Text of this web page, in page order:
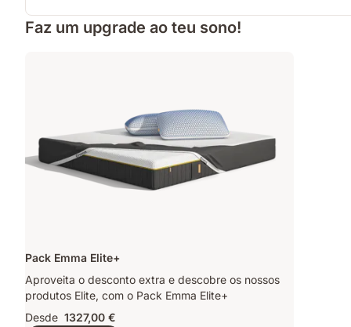
Faz um upgrade ao teu sono!
Pack Emma Elite+
Aproveita o desconto extra e descobre os nossos
produtos Elite, com o Pack Emma Elite+
Desde 1327,00 €